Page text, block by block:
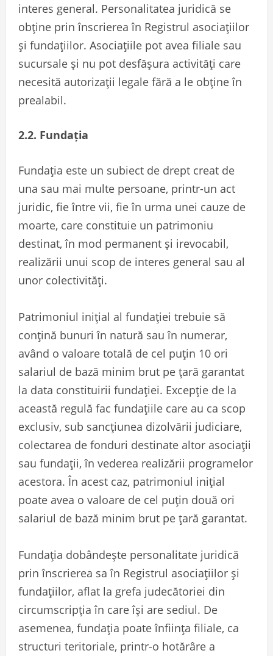
interes general. Personalitatea juridică se
obține prin înscrierea în Registrul asociațiilor
și fundațiilor. Asociațiile pot avea filiale sau
sucursale și nu pot desfășura activități care
necesită autorizații legale fără a le obține în
prealabil.
2.2. Fundația
Fundația este un subiect de drept creat de
una sau mai multe persoane, printr-un act
juridic, fie între vii, fie în urma unei cauze de
moarte, care constituie un patrimoniu
destinat, în mod permanent și irevocabil,
realizării unui scop de interes general sau al
unor colectivități.
Patrimoniul inițial al fundației trebuie să
conțină bunuri în natură sau în numerar,
având o valoare totală de cel puțin 10 ori
salariul de bază minim brut pe țară garantat
la data constituirii fundației. Excepție de la
această regulă fac fundațiile care au ca scop
exclusiv, sub sancțiunea dizolvării judiciare,
colectarea de fonduri destinate altor asociații
sau fundații, în vederea realizării programelor
acestora. În acest caz, patrimoniul inițial
poate avea o valoare de cel puțin două ori
salariul de bază minim brut pe țară garantat.
Fundația dobândește personalitate juridică
prin înscrierea sa în Registrul asociațiilor și
fundațiilor, aflat la grefa judecătoriei din
circumscripția în care își are sediul. De
asemenea, fundația poate înființa filiale, ca
structuri teritoriale, printr-o hotărâre a